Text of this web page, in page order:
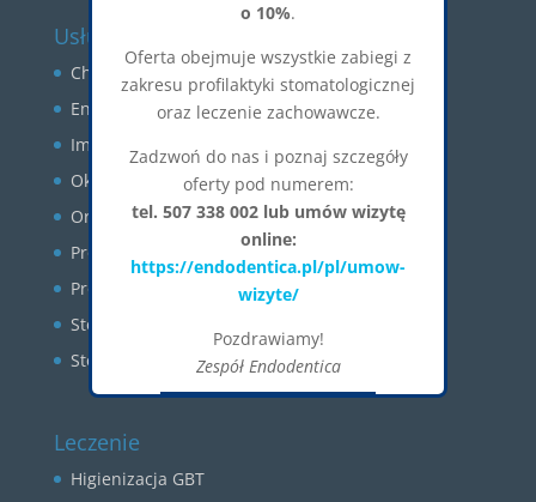
Usługi
Chirurgia stomatologiczna
Endodoncja
Implantologia
Okluzja
Ortodoncja
Profilaktyka
Protetyka
Stomatologia estetyczna
Stomatologia zachowawcza
Leczenie
Higienizacja GBT
o 10%.
Oferta obejmuje wszystkie zabiegi z
zakresu profilaktyki stomatologicznej
oraz leczenie zachowawcze.
Zadzwoń do nas i poznaj szczegóły
oferty pod numerem:
tel. 507 338 002 lub umów wizytę
online:
https://endodentica.pl/pl/umow-
wizyte/
Pozdrawiamy!
Zespół Endodentica